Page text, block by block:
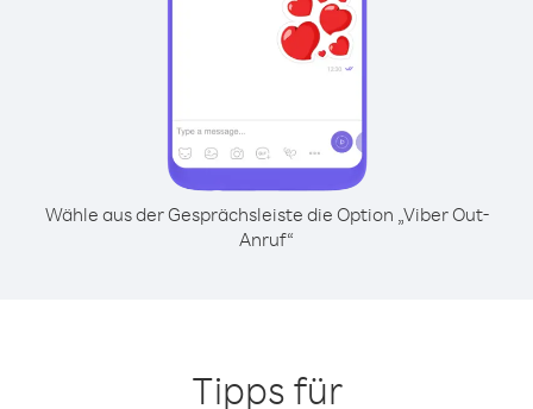
Wähle aus der Gesprächsleiste die Option „Viber Out-
Anruf“
Tipps für